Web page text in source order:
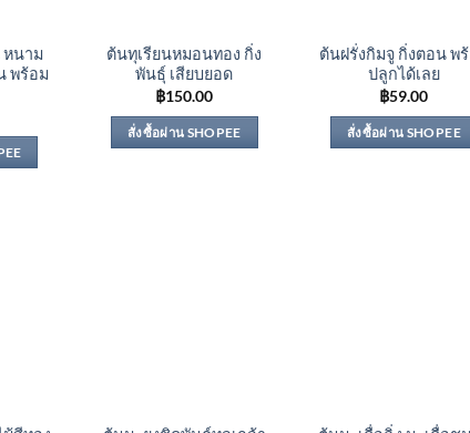
นาม
พร้อม
ต้นทุเรียนหมอนทอง กิ่ง
พันธุ์ เสียบยอด
฿150.00
สั่งซื้อผ่าน SHOPEE
ต้นฝรั่งกิมจู กิ่งตอน พ
ปลูกได้เลย
฿59.00
สั่งซื้อผ่าน SHOPEE